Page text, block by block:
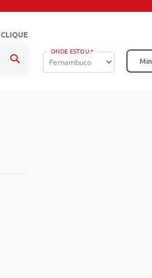
ONDE ESTOU:*
CLIQUE
Pesquisa